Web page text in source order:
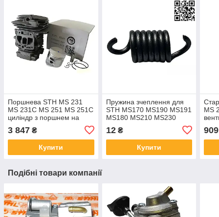
Поршнева STH MS 231
MS 231C MS 251 MS 251C
циліндр з поршнем на
МС 231 1143 020 1205
3 847 ₴
Купити
Пружина зчеплення для
STH MS170 MS190 MS191
MS180 MS210 MS230
MS251 0000 997 5515
розтягування для
12₴
Купити
MS
231
909
Подібні товари компанії